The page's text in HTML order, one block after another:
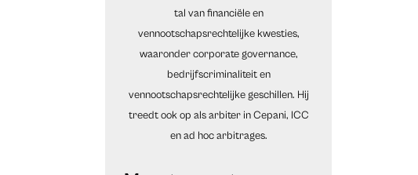
tal van financiële en
vennootschapsrechtelijke kwesties,
waaronder corporate governance,
bedrijfscriminaliteit en
vennootschapsrechtelijke geschillen. Hij
treedt ook op als arbiter in Cepani, ICC
en ad hoc arbitrages.